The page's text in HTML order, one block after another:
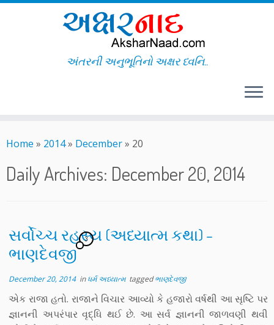
to
અંતરની અનુભૂતિનો અક્ષર ધ્વનિ..
Home » 2014» December» 20
Daily Archives: December 20, 2014
સર્વોચ્ચ રહસ્ય (અધ્યાત્મ કથા) –
ભાણદેવજી
3
December 20, 2014inધર્મ અધ્યાત્મ taggedભાણદેવજી
એક રાજા હતો. રાજાને વિચાર આવ્યો કે હજારો વર્ષથી આ સૃષ્ટિ પર
જ્ઞાનની અપરંપાર વૃદ્ધિ થઈ છે. આ સર્વ જ્ઞાનની જાળવણી થવી